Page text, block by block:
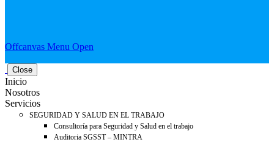
Offcanvas Menu Open
Close
Inicio
Nosotros
Servicios
SEGURIDAD Y SALUD EN EL TRABAJO
Consultoría para Seguridad y Salud en el trabajo
Auditoria SGSST – MINTRA